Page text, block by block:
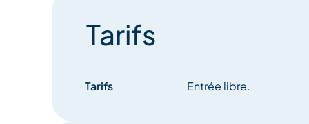
Tarifs
Tarifs Entrée libre.